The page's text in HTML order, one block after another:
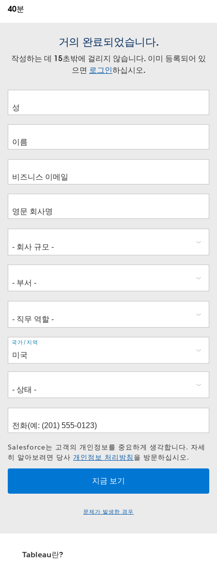
40분
거의 완료되었습니다.
작성하는 데 15초밖에 걸리지 않습니다. 이미 등록되어 있
으면 로그인하십시오.
주
소
국가/지역
Salesforce는 고객의 개인정보를 중요하게 생각합니다. 자세
히 알아보려면 당사 개인정보 처리방침 을 방문하십시오.
문제가 발생한 경우
Tableau란?